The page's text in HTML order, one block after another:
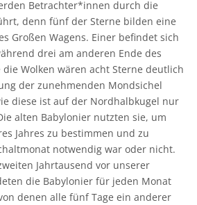
Betrachter*innen durch die
denn fünf der Sterne bilden eine
Großen Wagens. Einer befindet sich
drei am anderen Ende des
die Wolken wären acht Sterne deutlich
der zunehmenden Mondsichel
diese ist auf der Nordhalbkugel nur
alten Babylonier nutzten sie, um
Jahres zu bestimmen und zu
notwendig war oder nicht.
Jahrtausend vor unserer
die Babylonier für jeden Monat
denen alle fünf Tage ein anderer